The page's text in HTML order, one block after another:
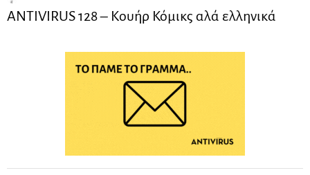
ANTIVIRUS 128 – Kουήρ Κόμικς αλά ελληνικά